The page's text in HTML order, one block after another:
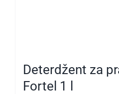
Deterdžent za
Fortel 1 l